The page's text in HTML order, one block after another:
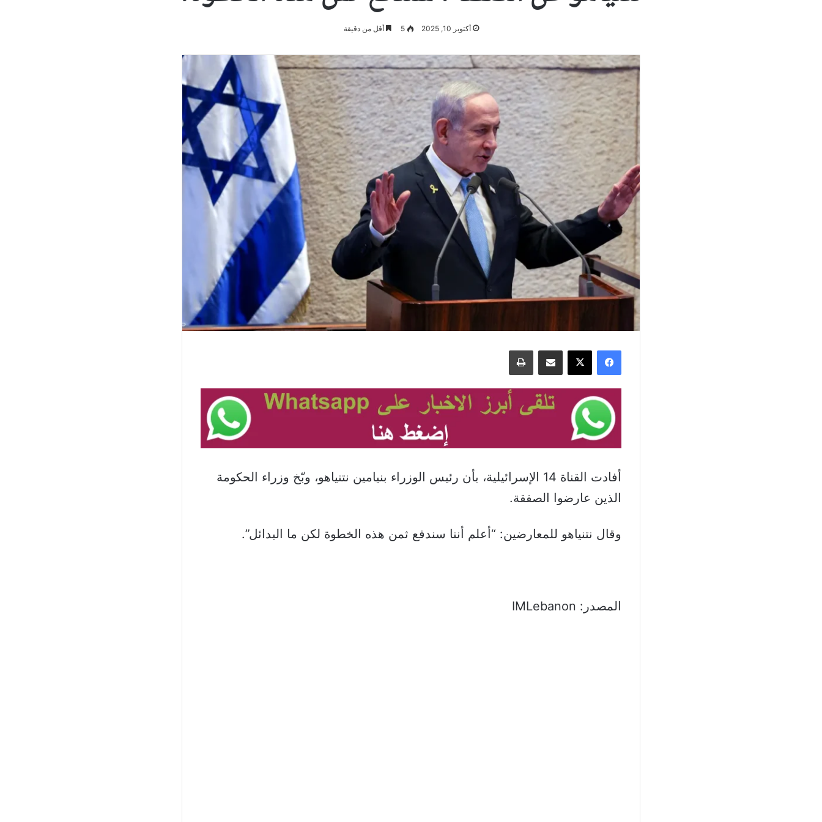
أكتوبر 10, 2025 5 أقل من دقيقة
فيسبوك ‫X مشاركة عبر البريد طباعة
أفادت القناة 14 الإسرائيلية، بأن رئيس الوزراء بنيامين نتنياهو، وبّخ وزراء الحكومة
الذين عارضوا الصفقة.
وقال نتنياهو للمعارضين: “أعلم أننا سندفع ثمن هذه الخطوة لكن ما البدائل”.
المصدر: IMLebanon